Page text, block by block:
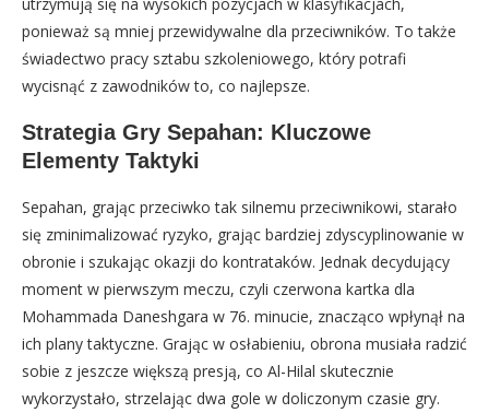
ponieważ są mniej przewidywalne dla przeciwników. To także
świadectwo pracy sztabu szkoleniowego, który potrafi
wycisnąć z zawodników to, co najlepsze.
Strategia Gry Sepahan: Kluczowe
Elementy Taktyki
Sepahan, grając przeciwko tak silnemu przeciwnikowi, starało
się zminimalizować ryzyko, grając bardziej zdyscyplinowanie w
obronie i szukając okazji do kontrataków. Jednak decydujący
moment w pierwszym meczu, czyli czerwona kartka dla
Mohammada Daneshgara w 76. minucie, znacząco wpłynął na
ich plany taktyczne. Grając w osłabieniu, obrona musiała radzić
sobie z jeszcze większą presją, co Al-Hilal skutecznie
wykorzystało, strzelając dwa gole w doliczonym czasie gry.